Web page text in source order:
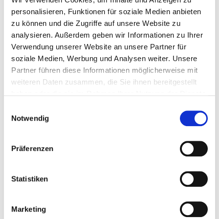
personalisieren, Funktionen für soziale Medien anbieten
zu können und die Zugriffe auf unsere Website zu
analysieren. Außerdem geben wir Informationen zu Ihrer
Verwendung unserer Website an unsere Partner für
soziale Medien, Werbung und Analysen weiter. Unsere
Partner führen diese Informationen möglicherweise mit
weiteren Daten zusammen, die Sie ihnen bereitgestellt
Notwendig
Präferenzen
Statistiken
Marketing
Anbaugebieten (NAT)
Ausweitung der Wiederherstellung von Mooren in
Europa (CLIMA)
Erneuerbare Energien in Bürgerhand (CET)